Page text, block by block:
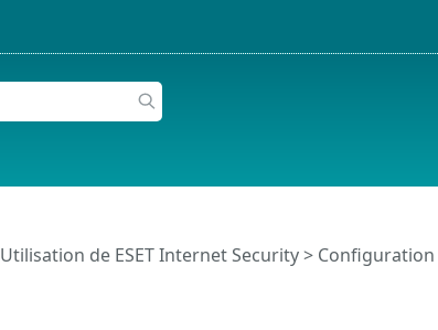
Utilisation de ESET Internet Security> Configuration